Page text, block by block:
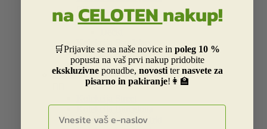

Deklice
Kolekcija ice age
Kolekcija Peak
Zvezki, bloki in pripomočki
Kolekcija Real Madrid
naCELOTENnakup!
🛒Prijavite se na naše novice in poleg 10 %
popusta na vaš prvi nakup pridobite
ekskluzivneponudbe, novosti ternasvete za
pisarno in pakiranje!👩‍🏫
E-naslov